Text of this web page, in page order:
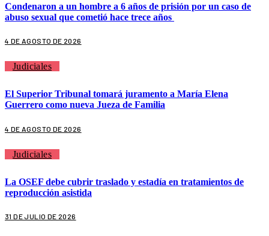
Condenaron a un hombre a 6 años de prisión por un caso de
abuso sexual que cometió hace trece años
4 DE AGOSTO DE 2026
Judiciales
El Superior Tribunal tomará juramento a María Elena
Guerrero como nueva Jueza de Familia
4 DE AGOSTO DE 2026
Judiciales
La OSEF debe cubrir traslado y estadía en tratamientos de
reproducción asistida
31 DE JULIO DE 2026